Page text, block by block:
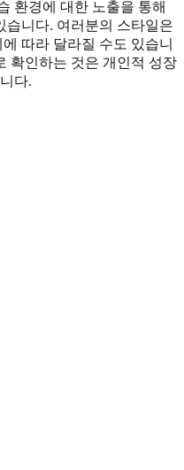
환경에 대한 노출을 통해
습니다. 여러분의 스타일은
따라 달라질 수도 있습니
확인하는 것은 개인적 성장
다.